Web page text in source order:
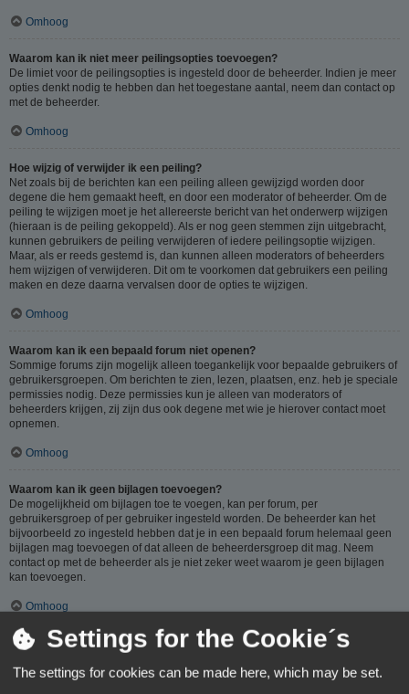
Omhoog
Waarom kan ik niet meer peilingsopties toevoegen?
De limiet voor de peilingsopties is ingesteld door de beheerder. Indien je meer
opties denkt nodig te hebben dan het toegestane aantal, neem dan contact op
met de beheerder.
Omhoog
Hoe wijzig of verwijder ik een peiling?
Net zoals bij de berichten kan een peiling alleen gewijzigd worden door
degene die hem gemaakt heeft, en door een moderator of beheerder. Om de
peiling te wijzigen moet je het allereerste bericht van het onderwerp wijzigen
(hieraan is de peiling gekoppeld). Als er nog geen stemmen zijn uitgebracht,
kunnen gebruikers de peiling verwijderen of iedere peilingsoptie wijzigen.
Maar, als er reeds gestemd is, dan kunnen alleen moderators of beheerders
hem wijzigen of verwijderen. Dit om te voorkomen dat gebruikers een peiling
maken en deze daarna vervalsen door de opties te wijzigen.
Omhoog
Waarom kan ik een bepaald forum niet openen?
Sommige forums zijn mogelijk alleen toegankelijk voor bepaalde gebruikers of
gebruikersgroepen. Om berichten te zien, lezen, plaatsen, enz. heb je speciale
permissies nodig. Deze permissies kun je alleen van moderators of
beheerders krijgen, zij zijn dus ook degene met wie je hierover contact moet
opnemen.
Omhoog
Waarom kan ik geen bijlagen toevoegen?
De mogelijkheid om bijlagen toe te voegen, kan per forum, per
gebruikersgroep of per gebruiker ingesteld worden. De beheerder kan het
bijvoorbeeld zo ingesteld hebben dat je in een bepaald forum helemaal geen
bijlagen mag toevoegen of dat alleen de beheerdersgroep dit mag. Neem
contact op met de beheerder als je niet zeker weet waarom je geen bijlagen
kan toevoegen.
Omhoog
Waarom ontving ik een waarschuwing?
Op ieder forum gelden specifieke regels, als je één van deze regels (volgens
de beheerder) overtreedt, kun je een waarschuwing ontvangen. Het sturen van
Settings for the Cookie´s
The settings for cookies can be made here, which may be set.